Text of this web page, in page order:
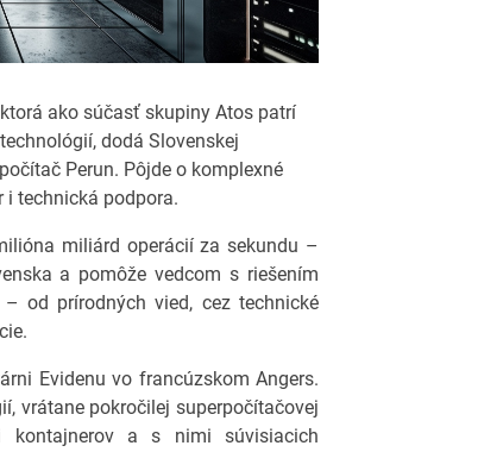
ako súčasť skupiny Atos patrí
dodá Slovenskej
Perun. Pôjde o komplexné
i technická podpora.
miliárd operácií za sekundu –
a pomôže vedcom s riešením
od prírodných vied, cez technické
Evidenu vo francúzskom Angers.
vrátane pokročilej superpočítačovej
kontajnerov a s nimi súvisiacich